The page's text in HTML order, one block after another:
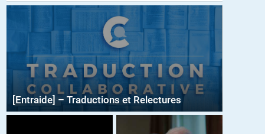
[Entraide] – Traductions et Relectures